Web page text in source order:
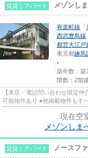
賃貸｜アパート メゾンしま
有楽町線 「
西武豊島線
都営大江戸
東京都練馬
-
築年数：築
階数：2階
【来店・電話問い合わせ限定
可能物件あり ●他掲載物件もす
現在空
メゾンしま
賃貸｜アパート ノースフ